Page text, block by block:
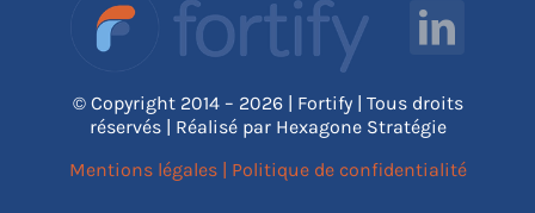
© Copyright 2014 – 2026 | Fortify | Tous droits
réservés | Réalisé par Hexagone Stratégie
Mentions légales| Politique de confidentialité